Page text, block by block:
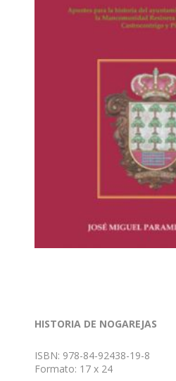
HISTORIA DE NOGAREJAS
ISBN: 978-84-92438-19-8
Formato: 17 x 24